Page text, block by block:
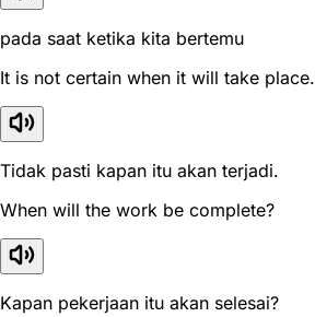
pada saat ketika kita bertemu
It is not certain when it will take place.
Tidak pasti kapan itu akan terjadi.
When will the work be complete?
Kapan pekerjaan itu akan selesai?